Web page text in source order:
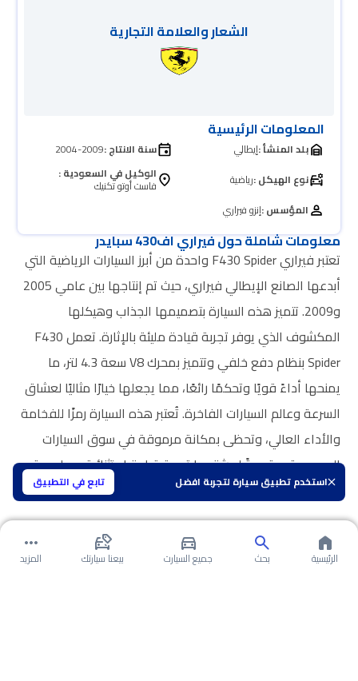
استخدم تطبيق سيارة لتجربة افضل تابع في التطبيق
الشعار والعلامة التجارية
المعلومات الرئيسية
بلد المنشأ :إيطالي سنة الانتاج :2004-2009
نوع الهيكل :رياضية الوكيل في السعودية :
فاست أوتو تكنيك
المؤسس :إنزو فيراري
معلومات شاملة حول فيراري اف430 سبايدر
تعتبر فيراري F430 Spider واحدة من أبرز السيارات الرياضية التي
أبدعها الصانع الإيطالي فيراري، حيث تم إنتاجها بين عامي 2005
و2009. تتميز هذه السيارة بتصميمها الجذاب وهيكلها
المكشوف الذي يوفر تجربة قيادة مليئة بالإثارة. تعمل F430
Spider بنظام دفع خلفي وتتميز بمحرك V8 سعة 4.3 لتر، ما
يمنحها أداءً قويًا وتحكمًا رائعًا، مما يجعلها خيارًا مثاليًا لعشاق
السرعة وعالم السيارات الفاخرة. تُعتبر هذه السيارة رمزًا للفخامة
والأداء العالي، وتحظى بمكانة مرموقة في سوق السيارات
السعودية، مقدمةً لمشتريها تجربة قيادة استثنائية مع لمسة
من التميز والإبداع.
الرئيسية بحث جميع السيارت بيعنا سيارتك المزيد